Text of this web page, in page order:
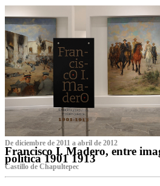
De diciembre de 2011 a abril de 2012
Francisco I. Madero, entre
política 1901 1913
Castillo de Chapultepec